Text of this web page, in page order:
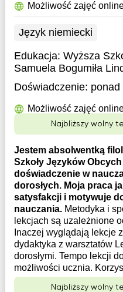
Możliwość zajęć
Język niemiecki
Edukacja: Wyższa
Samuela Bogumiła
Doświadczenie: ponad
Możliwość zajęć
Najbliższy wolny
Jestem absolwentką
Szkoły Języków
doświadczenie w
dorosłych. Moja praca
satysfakcji i motywuje
nauczania. Metodyka i
lekcjach są uzależnione
Inaczej wyglądają lekcje
dydaktyka z warsztatów
dorosłymi. Tempo lekcji
możliwości ucznia.
Najbliższy wolny